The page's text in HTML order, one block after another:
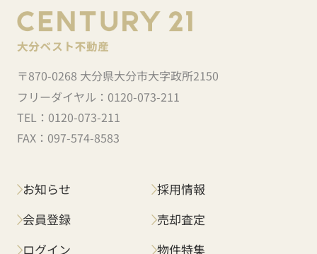
〒870-0268 大分県大分市大字政所2150
フリーダイヤル： 0120-073-211
TEL： 0120-073-211
FAX： 097-574-8583
お知らせ
会員登録
ログイン
採用情報
売却査定
物件特集